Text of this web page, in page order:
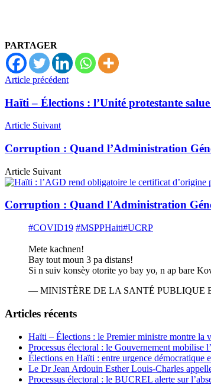
PARTAGER
Article précédent
Haïti – Élections : l’Unité protestante
Article Suivant
Corruption : Quand l’Administration
Article Suivant
Corruption : Quand l'Administration
#COVID19 #MSPPHaiti#UCRP
Mete kachnen!
Bay tout moun 3 pa distans!
Si n suiv konsèy otorite yo bay yo, n ap bare
— MINISTÈRE DE LA SANTÉ PUBLIQUE
Articles récents
Haïti – Élections : le Premier ministre montre la
Processus électoral : le Gouvernement
Élections en Haïti : entre urgence démocratique
Le Dr Jean Ardouin Esther Louis-Charles
Processus électoral : le BUCREL alerte sur